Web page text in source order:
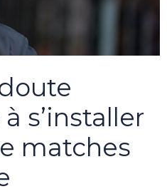
s’installer
matches